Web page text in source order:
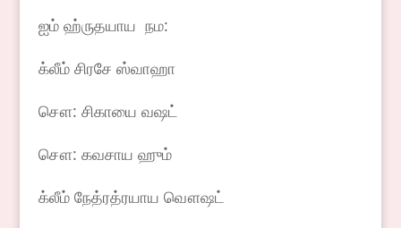
ஐம் ஹ்ருதயாய நம:
க்லீம் சிரசே ஸ்வாஹா
சௌ: சிகாயை வஷட்
சௌ: கவசாய ஹும்
க்லீம் நேத்ரத்ரயாய வௌஷட்